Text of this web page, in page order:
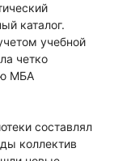
каталог.
учебной
четко
МБА
составлял
коллектив